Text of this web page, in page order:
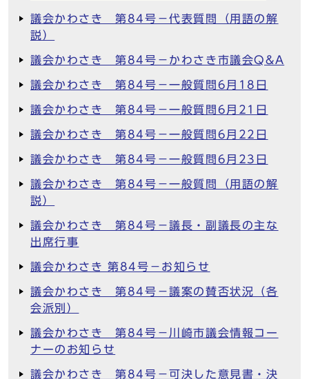
議会かわさき 第84号－代表質問（用語の解
説）
議会かわさき 第84号－かわさき市議会Q&A
議会かわさき 第84号－一般質問6月18日
議会かわさき 第84号－一般質問6月21日
議会かわさき 第84号－一般質問6月22日
議会かわさき 第84号－一般質問6月23日
議会かわさき 第84号－一般質問（用語の解
説）
議会かわさき 第84号－議長・副議長の主な
出席行事
議会かわさき 第84号－お知らせ
議会かわさき 第84号－議案の賛否状況（各
会派別）
議会かわさき 第84号－川崎市議会情報コー
ナーのお知らせ
議会かわさき 第84号－可決した意見書・決